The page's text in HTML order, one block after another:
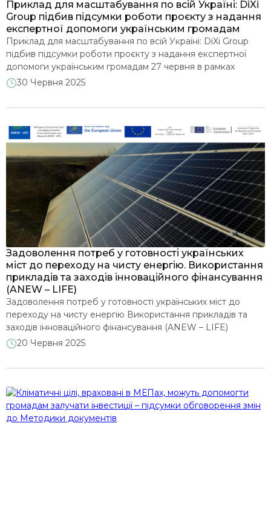
Захист споживачів
Видобувна галузь і надрокористування
Експорт - імпорт електроенергії
Інше
Ми у ЗМІ
Приклад для масштабування по всій Україні: DiXi
Group підбив підсумки роботи проєкту з надання
експертної допомоги українським громадам
Приклад для масштабування по всій Україні: DiXi Group
підбив підсумки роботи проєкту з надання експертної
допомоги українським громадам 27 червня в рамках
заходу “Посилення енергоспроможності громад: підсумки
команда аналітичного центру DiXi Group поділилася
період реалізації проєкту фахівці DiXi Group допомогли
десятьом українським […]
30 Червня 2025
Задоволення потреб у готовності українських
міст до переходу на чисту енергію. Використання
прикладів та заходів інноваційного фінансування
(ANEW – LIFE)
Задоволення потреб у готовності українських міст до
переходу на чисту енергію Використання прикладів та
заходів інноваційного фінансування (ANEW – LIFE)
Тривалість проєкту: 1 жовтня 2024 – 30 вересня 2027 року
України, проєкт ANEW-LIFE має на меті розширити участь
енергетичних заходів на рівні […]
20 Червня 2025